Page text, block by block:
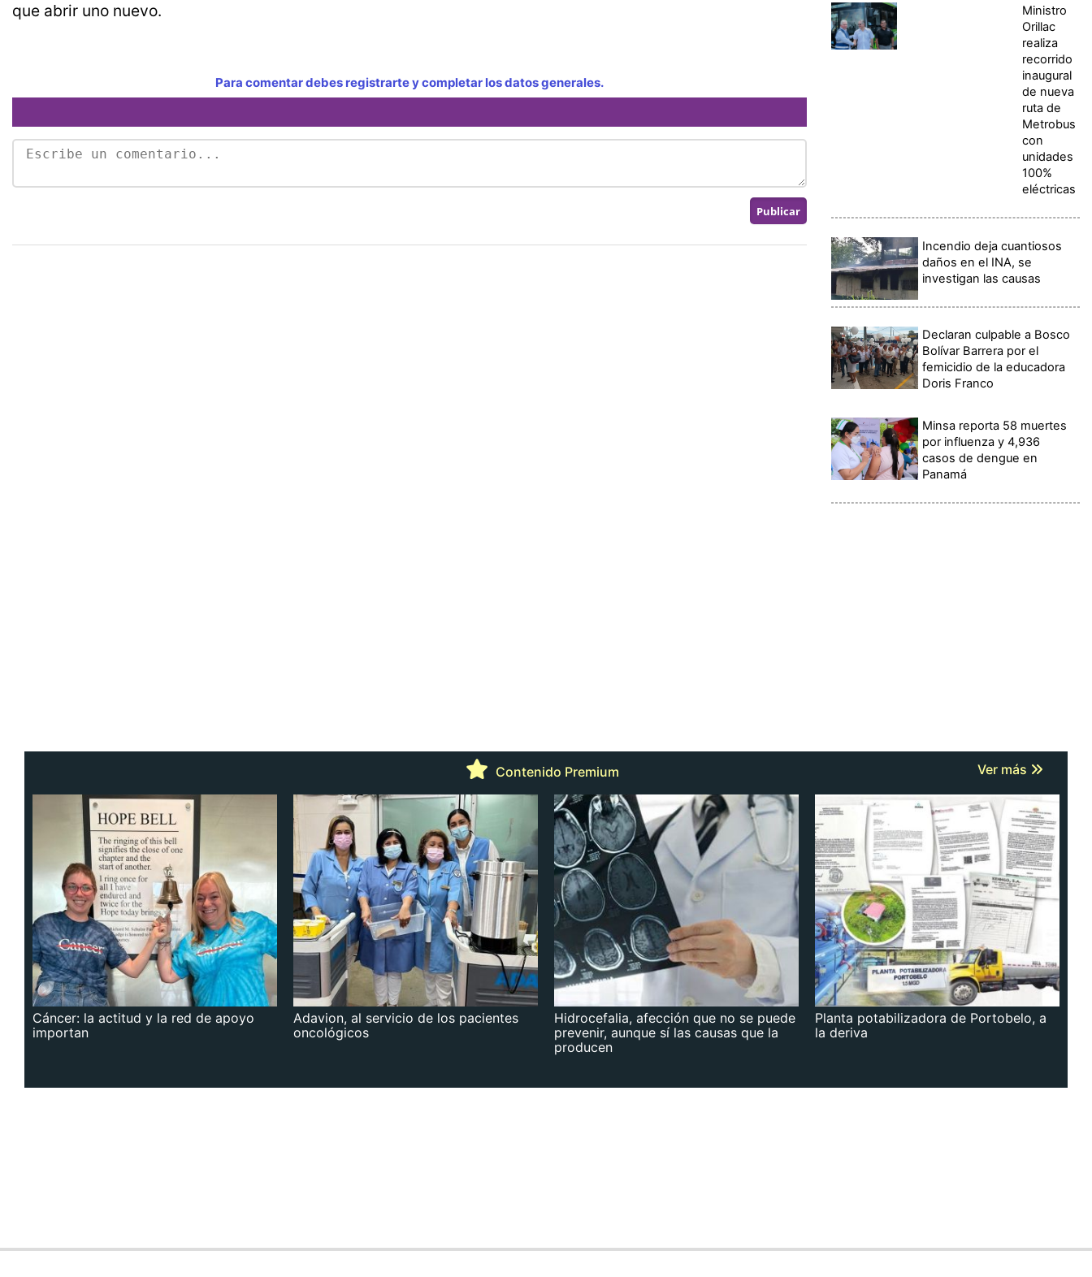
que abrir uno nuevo.
Para comentar debes registrarte y completar los datos generales.
Ministro
Orillac
realiza
recorrido
inaugural
de nueva
ruta de
Metrobus
con
unidades
100%
eléctricas
Incendio deja cuantiosos
daños en el INA, se
investigan las causas
Declaran culpable a Bosco
Bolívar Barrera por el
femicidio de la educadora
Doris Franco
Minsa reporta 58 muertes
por influenza y 4,936
casos de dengue en
Panamá
Contenido Premium Ver más
Cáncer: la actitud y la red de apoyo
importan
Adavion, al servicio de los pacientes
oncológicos
Hidrocefalia, afección que no se puede
prevenir, aunque sí las causas que la
producen
Planta potabilizadora de Portobelo, a
la deriva